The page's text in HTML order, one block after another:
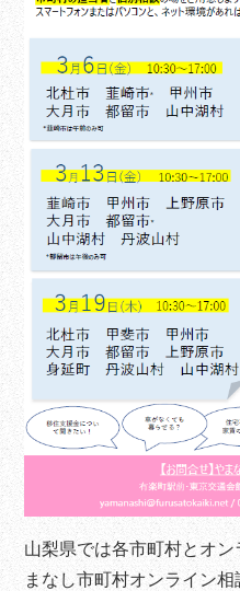
山梨県では各市町村とオ
まなし市町村オンライン